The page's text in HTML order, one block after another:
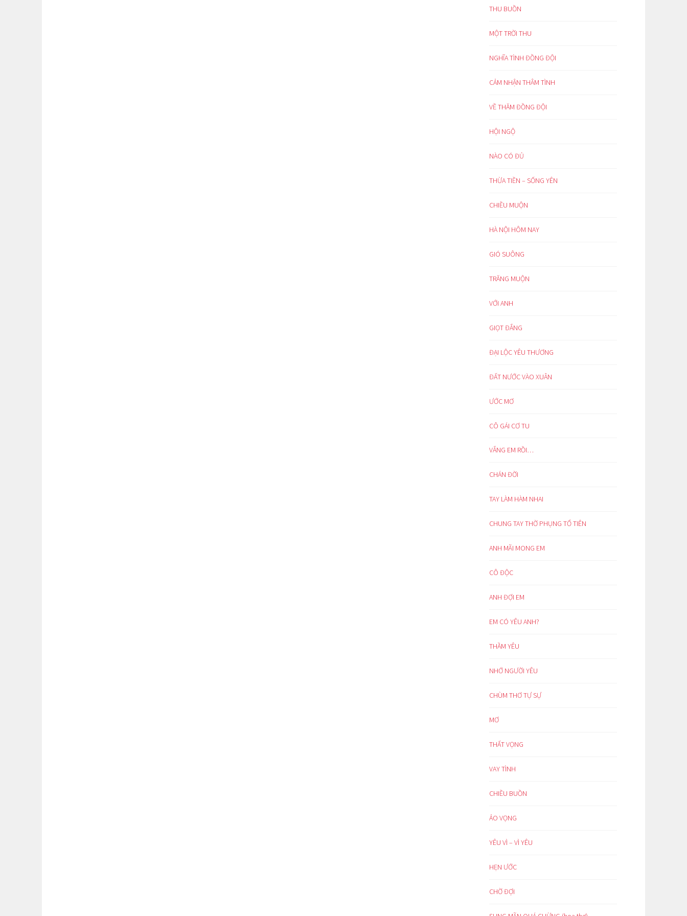
THU BUỒN
MỘT TRỜI THU
NGHĨA TÌNH ĐỒNG ĐỘI
CẢM NHẬN THÂM TÌNH
VỀ THĂM ĐỒNG ĐỘI
HỘI NGỘ
NÀO CÓ ĐỦ
THỪA TIỀN – SỐNG YÊN
CHIỀU MUỘN
HÀ NỘI HÔM NAY
GIÓ SUÔNG
TRĂNG MUỘN
VỚI ANH
GIỌT ĐẮNG
ĐẠI LỘC YÊU THƯƠNG
ĐẤT NƯỚC VÀO XUÂN
ƯỚC MƠ
CÔ GÁI CƠ TU
VẮNG EM RỒI…
CHÁN ĐỜI
TAY LÀM HÀM NHAI
CHUNG TAY THỜ PHỤNG TỔ TIÊN
ANH MÃI MONG EM
CÔ ĐỘC
ANH ĐỢI EM
EM CÓ YÊU ANH?
THẦM YÊU
NHỚ NGƯỜI YÊU
CHÙM THƠ TỰ SỰ
MƠ
THẤT VỌNG
VAY TÌNH
CHIỀU BUỒN
ẢO VỌNG
YÊU VÌ – VÌ YÊU
HẸN ƯỚC
CHỜ ĐỢI